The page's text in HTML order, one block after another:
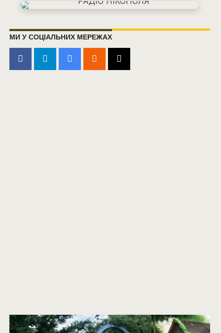
МИ У СОЦІАЛЬНИХ МЕРЕЖАХ